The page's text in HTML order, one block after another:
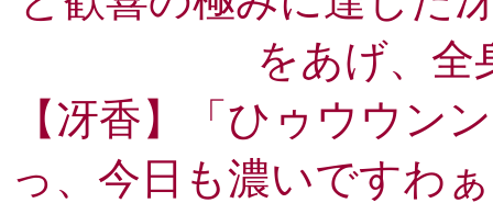
をあげ、全
【冴香】「ひゥウウ
っ、今日も濃いです